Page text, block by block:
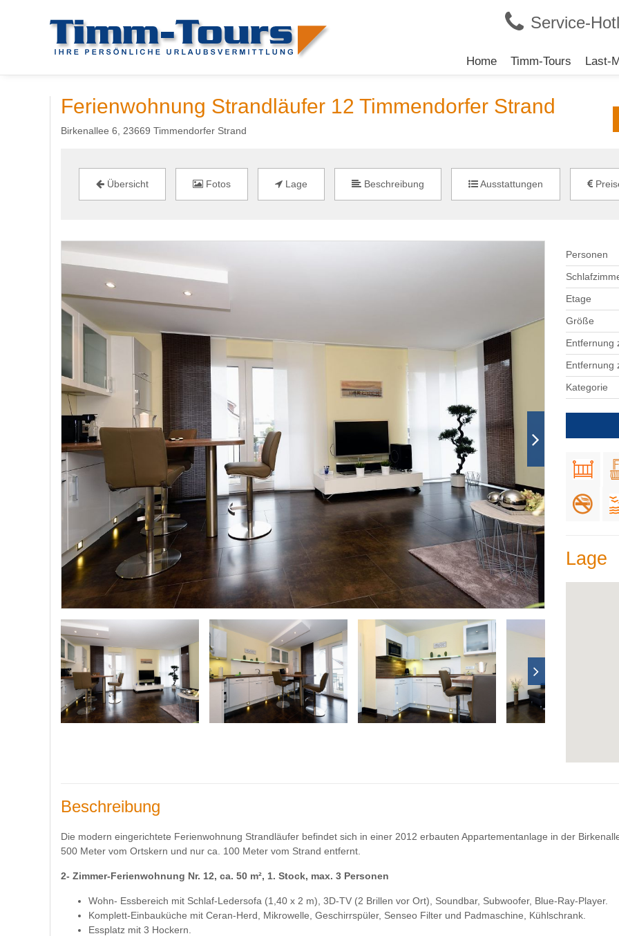
Service-
überspringen
Home Timm-Tours Last-
Ferienwohnung Strandläufer 12 Timmendorfer Strand
Birkenallee 6, 23669 Timmendorfer Strand
Übersicht Fotos Lage Beschreibung Ausstattungen
Personen
Etage
Größe
Entfernung
Entfernung
Kategorie
Lage
Beschreibung
Die modern eingerichtete Ferienwohnung Strandläufer befindet sich in einer 2012 erbauten Appartementanlage in der
500 Meter vom Ortskern und nur ca. 100 Meter vom Strand entfernt.
2- Zimmer-Ferienwohnung Nr. 12, ca. 50 m², 1. Stock, max. 3 Personen
Wohn- Essbereich mit Schlaf-Ledersofa (1,40 x 2 m), 3D-TV (2 Brillen vor Ort), Soundbar, Subwoofer, Blue-Ray-Player.
Komplett-Einbauküche mit Ceran-Herd, Mikrowelle, Geschirrspüler, Senseo Filter und Padmaschine, Kühlschrank.
Essplatz mit 3 Hockern.